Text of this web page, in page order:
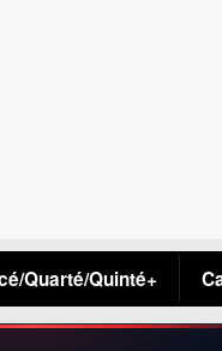
Quarté/Quinté+